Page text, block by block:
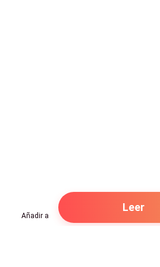
hasta la sala.
— ¿Qué está ocurriendo padre? -
Añadir a
Leer